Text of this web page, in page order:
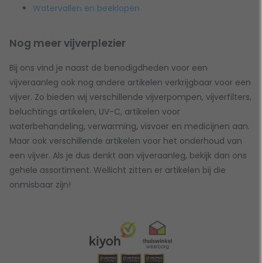
Watervallen en beeklopen
Nog meer vijverplezier
Bij ons vind je naast de benodigdheden voor een
vijveraanleg ook nog andere artikelen verkrijgbaar voor een
vijver. Zo bieden wij verschillende vijverpompen, vijverfilters,
beluchtings artikelen, UV-C, artikelen voor
waterbehandeling, verwarming, visvoer en medicijnen aan.
Maar ook verschillende artikelen voor het onderhoud van
een vijver. Als je dus denkt aan vijveraanleg, bekijk dan ons
gehele assortiment. Wellicht zitten er artikelen bij die
onmisbaar zijn!